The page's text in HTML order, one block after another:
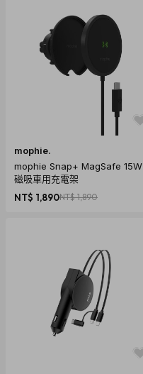
mophie.
mophie Snap+ MagSafe 15W
磁吸車用充電架
NT$ 1,890NT$ 1,890